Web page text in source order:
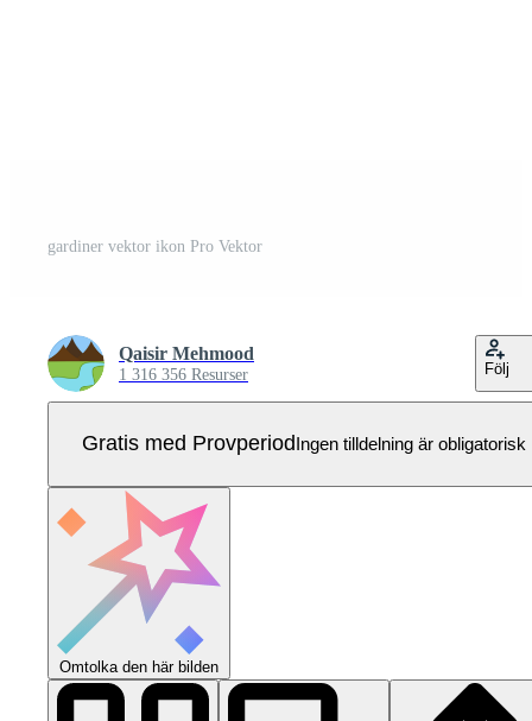
gardiner vektor ikon Pro Vektor
Qaisir Mehmood
1 316 356 Resurser Följ
Gratis med ProvperiodIngen tilldelning är obligatorisk
Omtolka den här bilden